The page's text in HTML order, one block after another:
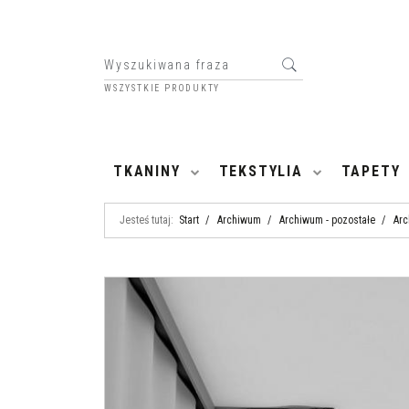
WSZYSTKIE PRODUKTY
TKANINY TEKSTYLIA TAPETY
Jesteś tutaj: Start / Archiwum / Archiwum - pozostałe /